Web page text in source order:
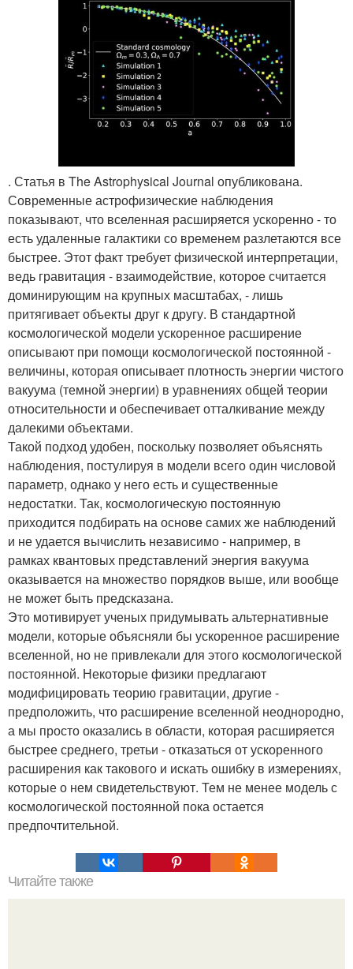
. Статья в The Astrophysical Journal опубликована.
Современные астрофизические наблюдения
показывают, что вселенная расширяется ускоренно - то
есть удаленные галактики со временем разлетаются все
быстрее. Этот факт требует физической интерпретации,
ведь гравитация - взаимодействие, которое считается
доминирующим на крупных масштабах, - лишь
притягивает объекты друг к другу. В стандартной
космологической модели ускоренное расширение
описывают при помощи космологической постоянной -
величины, которая описывает плотность энергии чистого
вакуума (темной энергии) в уравнениях общей теории
относительности и обеспечивает отталкивание между
далекими объектами.
Такой подход удобен, поскольку позволяет объяснять
наблюдения, постулируя в модели всего один числовой
параметр, однако у него есть и существенные
недостатки. Так, космологическую постоянную
приходится подбирать на основе самих же наблюдений
и не удается вычислить независимо - например, в
рамках квантовых представлений энергия вакуума
оказывается на множество порядков выше, или вообще
не может быть предсказана.
Это мотивирует ученых придумывать альтернативные
модели, которые объясняли бы ускоренное расширение
вселенной, но не привлекали для этого космологической
постоянной. Некоторые физики предлагают
модифицировать теорию гравитации, другие -
предположить, что расширение вселенной неоднородно,
а мы просто оказались в области, которая расширяется
быстрее среднего, третьи - отказаться от ускоренного
расширения как такового и искать ошибку в измерениях,
которые о нем свидетельствуют. Тем не менее модель с
космологической постоянной пока остается
предпочтительной.
Читайте также